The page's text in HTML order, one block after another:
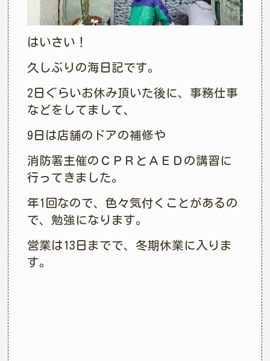
はいさい！
久しぶりの海日記です。
2日ぐらいお休み頂いた後に、事務仕事
などをしてまして、
9日は店舗のドアの補修や
消防署主催のＣＰＲとＡＥＤの講習に
行ってきました。
年1回なので、色々気付くことがあるの
で、勉強になります。
営業は13日までで、冬期休業に入りま
す。